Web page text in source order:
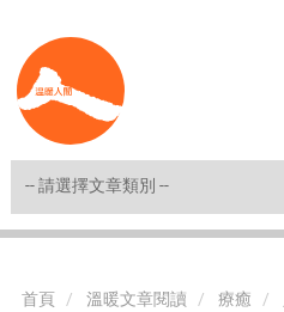
至
主
Shortcut
首頁 溫暖文章閱讀 療癒